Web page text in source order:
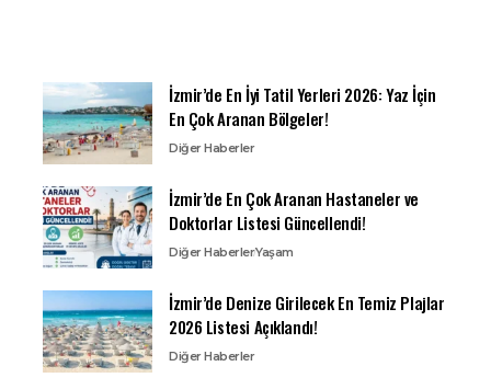
İzmir’de En İyi Tatil Yerleri 2026: Yaz İçin
En Çok Aranan Bölgeler!
Diğer Haberler
İzmir’de En Çok Aranan Hastaneler ve
Doktorlar Listesi Güncellendi!
Diğer HaberlerYaşam
İzmir’de Denize Girilecek En Temiz Plajlar
2026 Listesi Açıklandı!
Diğer Haberler